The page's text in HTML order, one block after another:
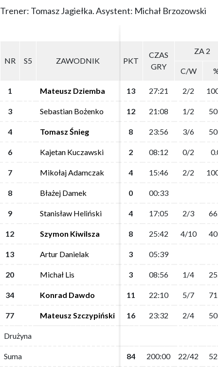
Trener: Tomasz Jagiełka. Asystent: Michał Brzozowski
NR S5 ZAWODNIK PKT
CZAS
GRY
ZA 2
C/W
1 Mateusz Dziemba 13 27:21 2/2
3 Sebastian Bożenko 12 21:08 1/2
4 Tomasz Śnieg 8 23:56 3/6
6 Kajetan Kuczawski 2 08:12 0/2
7 Mikołaj Adamczak 4 15:46 2/2
8 Błażej Damek 0 00:33
9 Stanisław Heliński 4 17:05 2/3
12 Szymon Kiwilsza 8 25:42 4/10
13 Artur Danielak 3 05:39
20 Michał Lis 3 08:56 1/4
34 Konrad Dawdo 11 22:10 5/7
77 Mateusz Szczypiński 16 23:32 2/4
Drużyna
Suma 84 200:00 22/42
NR S5 ZAWODNIK PKT
CZAS
GRY
ZA 2
C/W
1 Mateusz Dziemba 13 27:21 2/2
3 Sebastian Bożenko 12 21:08 1/2
4 Tomasz Śnieg 8 23:56 3/6
6 Kajetan Kuczawski 2 08:12 0/2
7 Mikołaj Adamczak 4 15:46 2/2
8 Błażej Damek 0 00:33
9 Stanisław Heliński 4 17:05 2/3
12 Szymon Kiwilsza 8 25:42 4/10
13 Artur Danielak 3 05:39
20 Michał Lis 3 08:56 1/4
34 Konrad Dawdo 11 22:10 5/7
77 Mateusz Szczypiński 16 23:32 2/4
Drużyna
Suma 84 200:00 22/42